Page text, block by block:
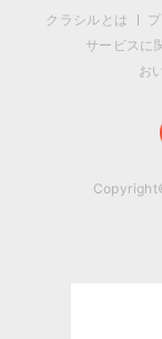
クラシルとは
サービスに
お